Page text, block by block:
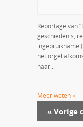
Reportage van
geschiedenis,
ingebruikname
het orgel
naar...
Meer weten »
« Vorige